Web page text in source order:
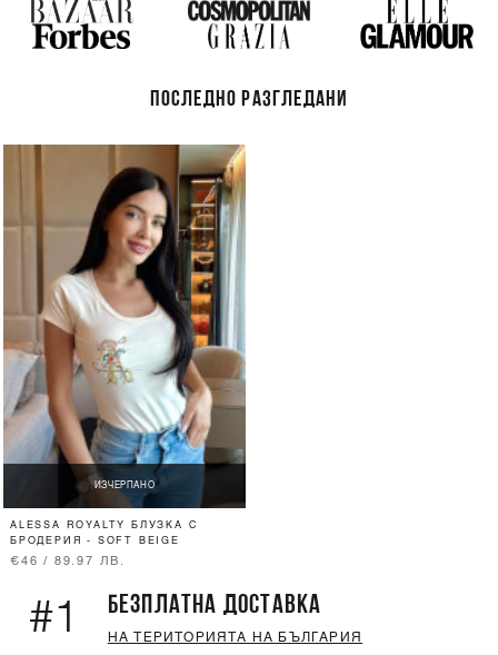
ПОСЛЕДНО РАЗГЛЕДАНИ
ИЗЧЕРПАНО
ALESSA ROYALTY БЛУЗКА С
БРОДЕРИЯ - SOFT BEIGE
€46 / 89.97 ЛВ.
#1 БЕЗПЛАТНА ДОСТАВКА
НА ТЕРИТОРИЯТА НА БЪЛГАРИЯ